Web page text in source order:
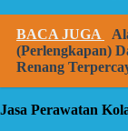
BACA JUGA
(Perlengkapan)
Renang
Jasa Perawatan